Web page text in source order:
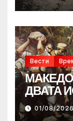
Вести
ДВАТА
01/08/